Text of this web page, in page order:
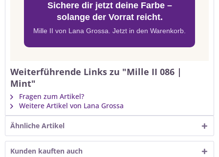
Sichere dir jetzt deine Farbe –
solange der Vorrat reicht.
Mille II von Lana Grossa. Jetzt in den Warenkorb.
Weiterführende Links zu "Mille II 086 |
Mint"
Fragen zum Artikel?
Weitere Artikel von Lana Grossa
Ähnliche Artikel
Kunden kauften auch